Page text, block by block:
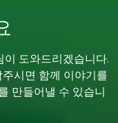
이 도와드리겠습니다.
시면 함께 이야기를
만들어낼 수 있습니